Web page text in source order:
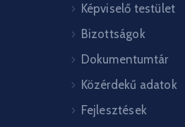
Képviselő testület
Bizottságok
Dokumentumtár
Közérdekű adatok
Fejlesztések